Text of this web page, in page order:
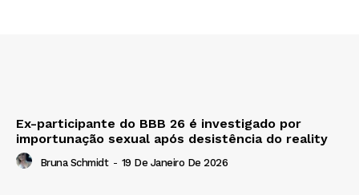
Ex-participante do BBB 26 é investigado por
importunação sexual após desistência do reality
Bruna Schmidt - 19 De Janeiro De 2026